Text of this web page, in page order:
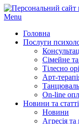
Menu
Головна
Послуги
Сімейне
Тілесно
Арт-
On-line
Новини та статті
Новини
Агресія